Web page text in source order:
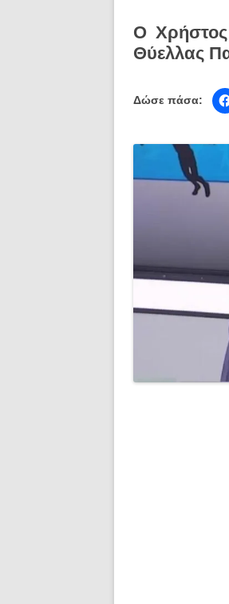
Ο
Θύελλας
Δώσε πάσα: